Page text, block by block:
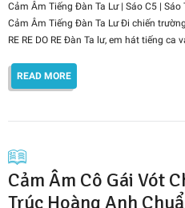
Cảm Âm Tiếng Đàn Ta Lư | Sáo C5 |
Cảm Âm Tiếng Đàn Ta Lư Đi chiến
RE RE DO RE Đàn Ta lư, em hát tiếng ca
READ MORE
Cảm Âm Cô Gái Vót
Trúc Hoàng Anh